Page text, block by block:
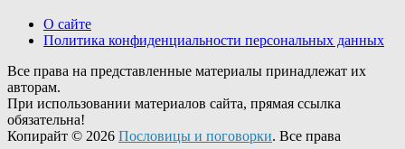
О сайте
Политика конфиденциальности персональных данных
Все права на представленные материалы принадлежат их
авторам.
При использовании материалов сайта, прямая ссылка
обязательна!
Копирайт © 2026 Пословицы и поговорки. Все права